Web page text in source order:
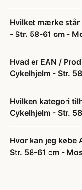
Hvilket mærke står
- Str. 58-61 cm -
Hvad er EAN /
Cykelhjelm - Str.
Hvilken kategori
Cykelhjelm - Str.
Hvor kan jeg købe
Str. 58-61 cm -